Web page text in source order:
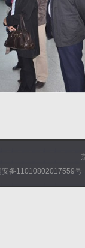
安备11010802017559号